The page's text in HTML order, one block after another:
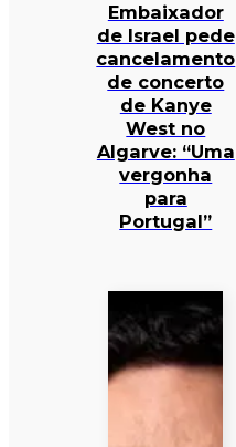
Embaixador
de Israel pede
cancelamento
de concerto
de Kanye
West no
Algarve: “Uma
vergonha
para
Portugal”